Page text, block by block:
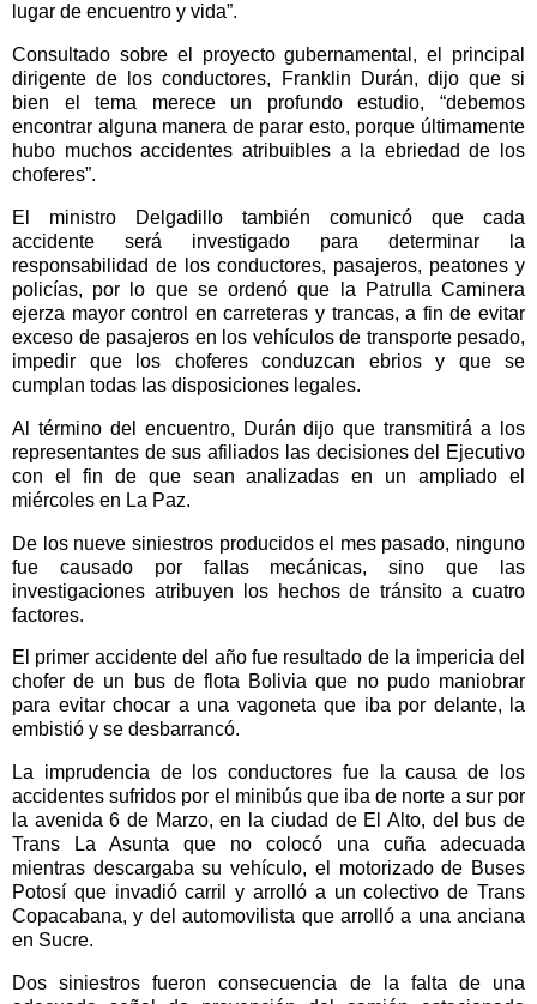
lugar de encuentro y vida”.
Consultado sobre el proyecto gubernamental, el principal
dirigente de los conductores, Franklin Durán, dijo que si
bien el tema merece un profundo estudio, “debemos
encontrar alguna manera de parar esto, porque últimamente
hubo muchos accidentes atribuibles a la ebriedad de los
choferes”.
El ministro Delgadillo también comunicó que cada
accidente será investigado para determinar la
responsabilidad de los conductores, pasajeros, peatones y
policías, por lo que se ordenó que la Patrulla Caminera
ejerza mayor control en carreteras y trancas, a fin de evitar
exceso de pasajeros en los vehículos de transporte pesado,
impedir que los choferes conduzcan ebrios y que se
cumplan todas las disposiciones legales.
Al término del encuentro, Durán dijo que transmitirá a los
representantes de sus afiliados las decisiones del Ejecutivo
con el fin de que sean analizadas en un ampliado el
miércoles en La Paz.
De los nueve siniestros producidos el mes pasado, ninguno
fue causado por fallas mecánicas, sino que las
investigaciones atribuyen los hechos de tránsito a cuatro
factores.
El primer accidente del año fue resultado de la impericia del
chofer de un bus de flota Bolivia que no pudo maniobrar
para evitar chocar a una vagoneta que iba por delante, la
embistió y se desbarrancó.
La imprudencia de los conductores fue la causa de los
accidentes sufridos por el minibús que iba de norte a sur por
la avenida 6 de Marzo, en la ciudad de El Alto, del bus de
Trans La Asunta que no colocó una cuña adecuada
mientras descargaba su vehículo, el motorizado de Buses
Potosí que invadió carril y arrolló a un colectivo de Trans
Copacabana, y del automovilista que arrolló a una anciana
en Sucre.
Dos siniestros fueron consecuencia de la falta de una